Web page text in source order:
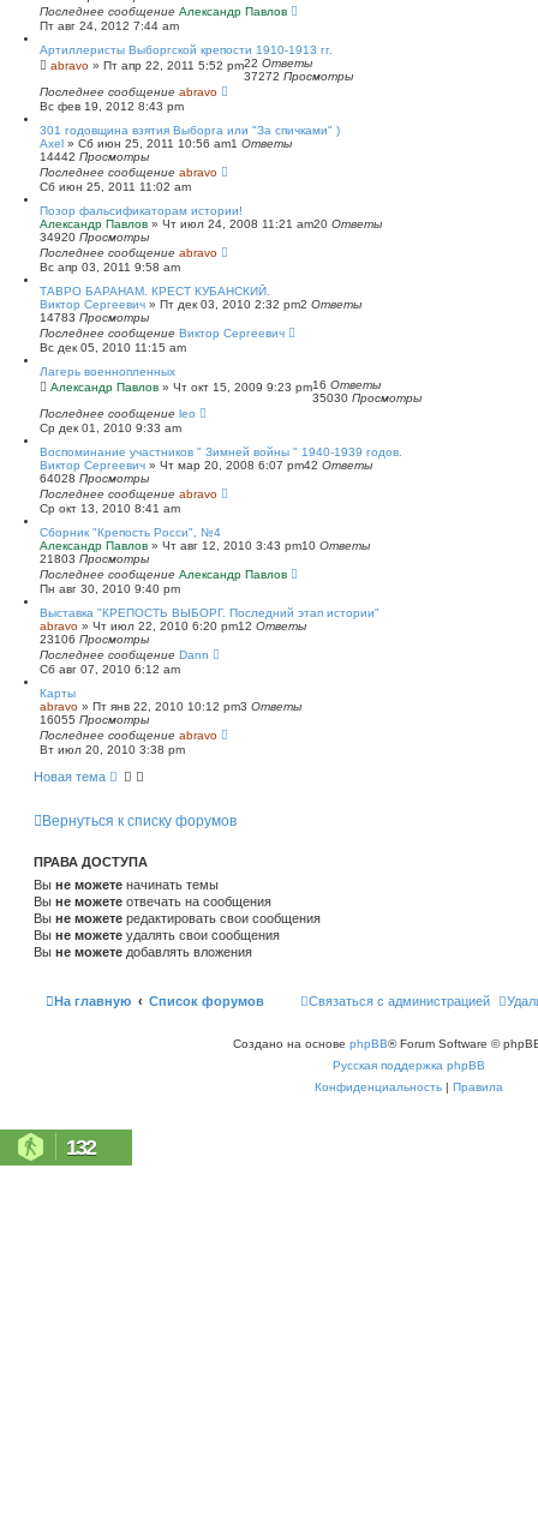
Последнее сообщение Александр Павлов
Пт авг 24, 2012 7:44 am
Артиллеристы Выборгской крепости 1910-1913 гг.
abravo » Пт апр 22, 2011 5:52 pm22 Ответы
37272 Просмотры
Последнее сообщение abravo
Вс фев 19, 2012 8:43 pm
301 годовщина взятия Выборга или "За спичками" )
Axel » Сб июн 25, 2011 10:56 am1 Ответы
14442 Просмотры
Последнее сообщение abravo
Сб июн 25, 2011 11:02 am
Позор фальсификаторам истории!
Александр Павлов » Чт июл 24, 2008 11:21 am20 Ответы
34920 Просмотры
Последнее сообщение abravo
Вс апр 03, 2011 9:58 am
ТАВРО БАРАНАМ. КРЕСТ КУБАНСКИЙ.
Виктор Сергеевич » Пт дек 03, 2010 2:32 pm2 Ответы
14783 Просмотры
Последнее сообщение Виктор Сергеевич
Вс дек 05, 2010 11:15 am
Лагерь военнопленных
Александр Павлов » Чт окт 15, 2009 9:23 pm16 Ответы
35030 Просмотры
Последнее сообщение leo
Ср дек 01, 2010 9:33 am
Воспоминание участников " Зимней войны " 1940-1939 годов.
Виктор Сергеевич » Чт мар 20, 2008 6:07 pm42 Ответы
64028 Просмотры
Последнее сообщение abravo
Ср окт 13, 2010 8:41 am
Сборник "Крепость Росси", №4
Александр Павлов » Чт авг 12, 2010 3:43 pm10 Ответы
21803 Просмотры
Последнее сообщение Александр Павлов
Пн авг 30, 2010 9:40 pm
Выставка "КРЕПОСТЬ ВЫБОРГ. Последний этап истории"
abravo » Чт июл 22, 2010 6:20 pm12 Ответы
23106 Просмотры
Последнее сообщение Dann
Сб авг 07, 2010 6:12 am
Карты
abravo » Пт янв 22, 2010 10:12 pm3 Ответы
16055 Просмотры
Последнее сообщение abravo
Вт июл 20, 2010 3:38 pm
Новая тема
Вернуться к списку форумов
ПРАВА ДОСТУПА
Вы не можете начинать темы
Вы не можете отвечать на сообщения
Вы не можете редактировать свои сообщения
Вы не можете удалять свои сообщения
Вы не можете добавлять вложения
На главную Список форумов Связаться с администрацией
Создано на основе phpBB® Forum Software ©
Русская поддержка phpBB
Конфиденциальность | Правила
132